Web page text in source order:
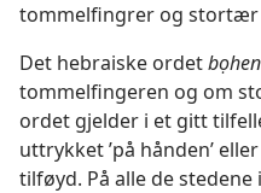
tommelfingrer og stortær
Det hebraiske ordetbọhen
tommelfingeren og om
ordet gjelder i et gitt
uttrykket ’på hånden’
tilføyd. På alle de stedene